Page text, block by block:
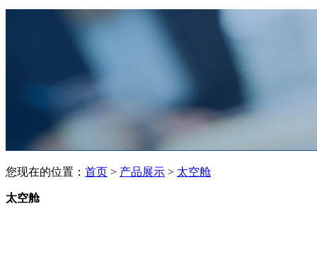
您现在的位置： 首页 > 产品展示 > 太空舱
太空舱